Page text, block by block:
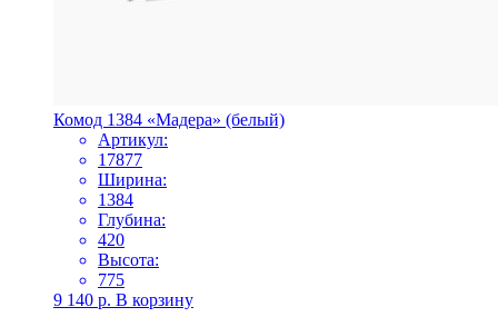
Комод 1384 «Мадера» (белый)
Артикул:
17877
Ширина:
1384
Глубина:
420
Высота:
775
9 140 р. В корзину